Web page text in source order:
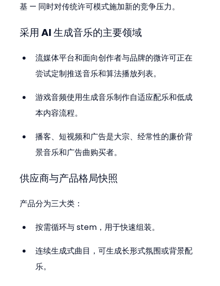
基 — 同时对传统许可模式施加新的竞争压力。
采用 AI 生成音乐的主要领域
流媒体平台和面向创作者与品牌的微许可正在
尝试定制推送音乐和算法播放列表。
游戏音频使用生成音乐制作自适应配乐和低成
本内容流程。
播客、短视频和广告是大宗、经常性的廉价背
景音乐和广告曲购买者。
供应商与产品格局快照
产品分为三大类：
按需循环与 stem，用于快速组装。
连续生成式曲目，可生成长形式氛围或背景配
乐。